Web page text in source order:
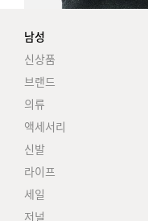
남성
신상품
브랜드
의류
액세서리
신발
라이프
세일
저널